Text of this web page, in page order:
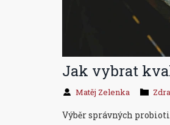
Jak vybrat
Matěj Zelenka
Výběr správných